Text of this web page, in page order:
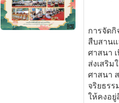
การจัด
สืบสาน
ศาสนา
ส่งเสริ
ศาสนา
จริยธร
ให้คงอยู่